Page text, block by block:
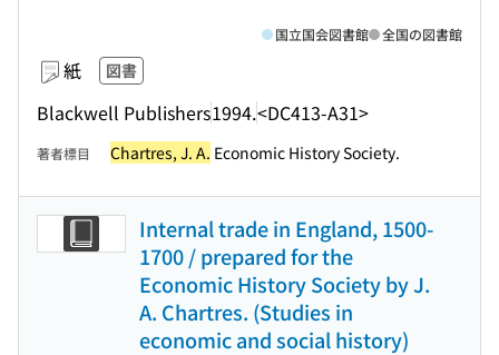
紙 図書
Blackwell Publishers1994.<DC413-A31>
国立国会図書館 全国の図書館
著者標目 Chartres, J. A. Economic History Society.
Internal trade in England, 1500-
1700 / prepared for the
Economic History Society by J.
A. Chartres. (Studies in
economic and social history)